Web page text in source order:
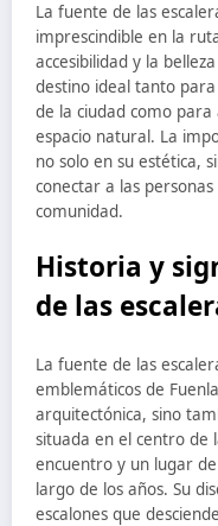
La fuente de las
imprescindible en la
accesibilidad y la
destino ideal tanto
de la ciudad como
espacio natural. La
no solo en su estética,
conectar a las
comunidad.
Historia y
de las
La fuente de las
emblemáticos de
arquitectónica, sino
situada en el centro de
encuentro y un lugar
largo de los años. Su
escalones que